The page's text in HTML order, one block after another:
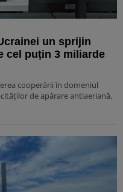
un sprijin
cel puțin 3 miliarde
cooperării în domeniul
de apărare antiaeriană,